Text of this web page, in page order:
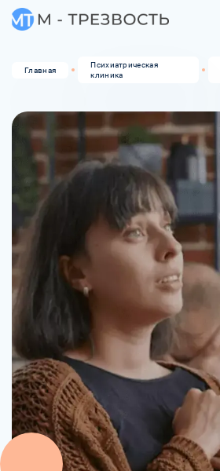
Главная
Психиатрическая
клиника